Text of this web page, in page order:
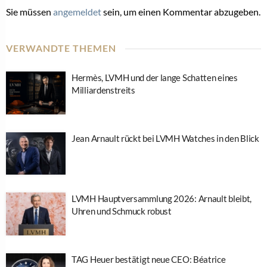
Sie müssen angemeldetsein, um einen Kommentar abzugeben.
VERWANDTE THEMEN
Hermès, LVMH und der lange Schatten eines
Milliardenstreits
Jean Arnault rückt bei LVMH Watches in den Blick
LVMH Hauptversammlung 2026: Arnault bleibt,
Uhren und Schmuck robust
TAG Heuer bestätigt neue CEO: Béatrice